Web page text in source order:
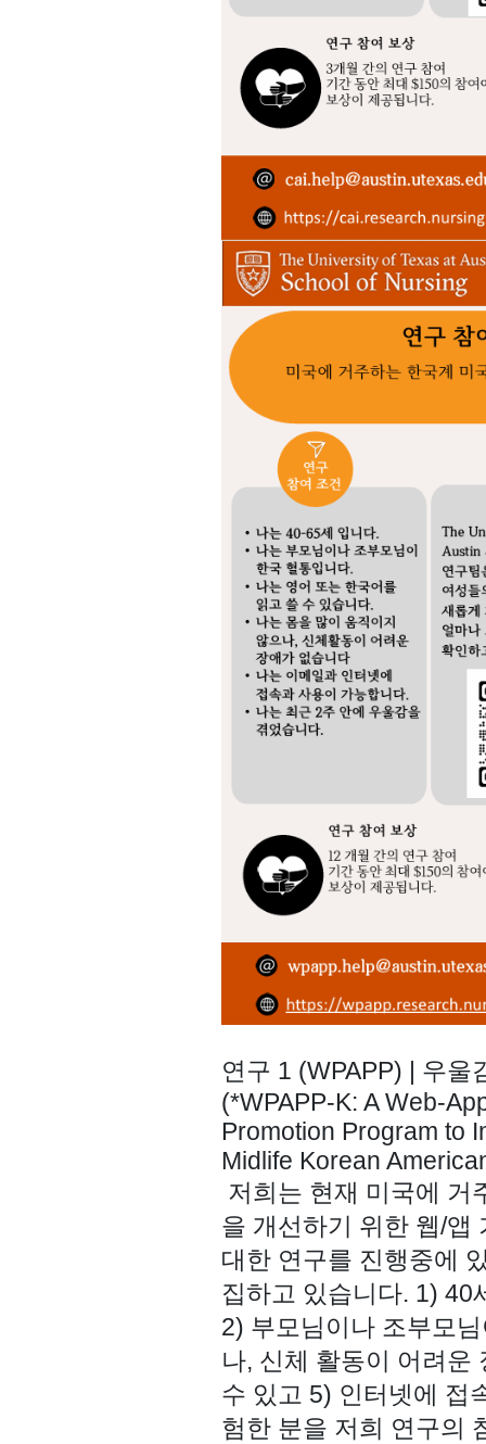
연구 1 (WPAPP) | 우
(*WPAPP-K: A Web-
Promotion Program to
Midlife Korean
저희는 현재 미국에 거
을 개선하기 위한 웹/앱
대한 연구를 진행중에
집하고 있습니다. 1) 40
2) 부모님이나 조부모
나, 신체 활동이 어려운
수 있고 5) 인터넷에 접
험한 분을 저희 연구의